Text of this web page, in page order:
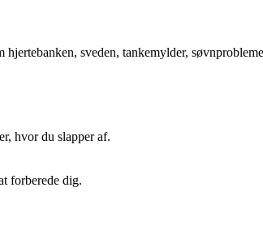
sveden, tankemylder,
hvor du slapper af.
forberede dig.